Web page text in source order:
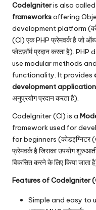
CodeIgniteris also called
frameworksoffering
development platform
(CI) एक PHP फ्रेमवर्क है जो
प्लेटफ़ॉर्म प्रदान करता है).
use modular methods
functionality. It provides
development
अनुप्रयोग प्रदान करता है).
CodeIgniter (CI) is a
framework used for
for beginners (कोडइग्निटर
फ्रेमवर्क है जिसका उपयोग
विकसित करने के लिए किया जाता
Features of CodeIgniter
Simple and easy to